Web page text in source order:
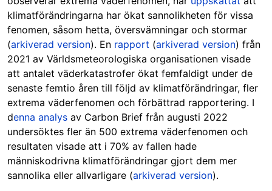
klimatförändringarna har ökat sannolikheten för vissa
fenomen, såsom hetta, översvämningar och stormar
(arkiverad version). En rapport (arkiverad version) från
2021 av Världsmeteorologiska organisationen visade
att antalet väderkatastrofer ökat femfaldigt under de
senaste femtio åren till följd av klimatförändringar, fler
extrema väderfenomen och förbättrad rapportering. I
denna analys av Carbon Brief från augusti 2022
undersöktes fler än 500 extrema väderfenomen och
resultaten visade att i 70% av fallen hade
människodrivna klimatförändringar gjort dem mer
sannolika eller allvarligare (arkiverad version).